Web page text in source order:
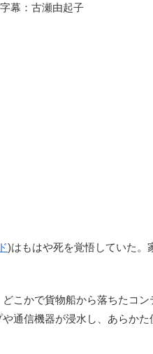
：古瀬由起子
)はもはや死を覚悟していた。
こかで貨物船から落ちたコ
通信機器が浸水し、あらかた